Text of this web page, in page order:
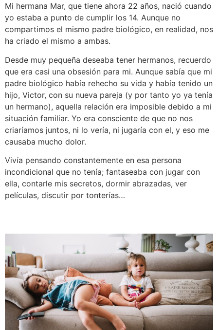
Mi hermana Mar, que tiene ahora 22 años, nació cuando
yo estaba a punto de cumplir los 14. Aunque no
compartimos el mismo padre biológico, en realidad, nos
ha criado el mismo a ambas.
Desde muy pequeña deseaba tener hermanos, recuerdo
que era casi una obsesión para mi. Aunque sabía que mi
padre biológico había rehecho su vida y había tenido un
hijo, Victor, con su nueva pareja (y por tanto yo ya tenía
un hermano), aquella relación era imposible debido a mi
situación familiar. Yo era consciente de que no nos
criaríamos juntos, ni lo vería, ni jugaría con el, y eso me
causaba mucho dolor.
Vivía pensando constantemente en esa persona
incondicional que no tenía; fantaseaba con jugar con
ella, contarle mis secretos, dormir abrazadas, ver
películas, discutir por tonterías…